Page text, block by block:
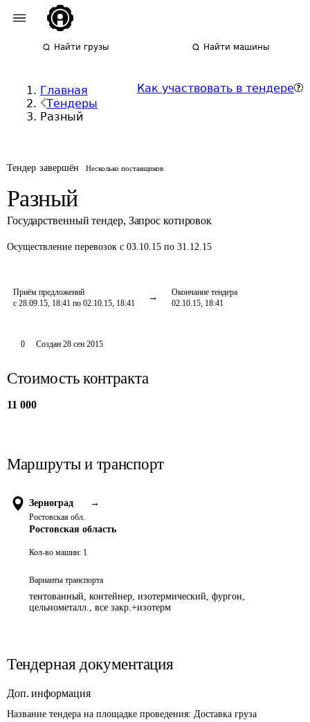
Найти грузы Найти машины
Главная
Тендеры
Разный
Как участвовать в тендере
Тендер завершён Несколько поставщиков
Разный
Государственный тендер, Запрос котировок
Осуществление перевозок с 03.10.15 по 31.12.15
Приём предложений
с 28.09.15, 18:41 по 02.10.15, 18:41
Окончание тендера
02.10.15, 18:41
0 Создан 28 сен 2015
Стоимость контракта
11 000
Маршруты и транспорт
Зерноград →
Ростовская обл.
Ростовская область
Кол-во машин: 1
Варианты транспорта
тентованный, контейнер, изотермический, фургон,
цельнометалл., все закр.+изотерм
Тендерная документация
Доп. информация
Название тендера на площадке проведения: Доставка груза